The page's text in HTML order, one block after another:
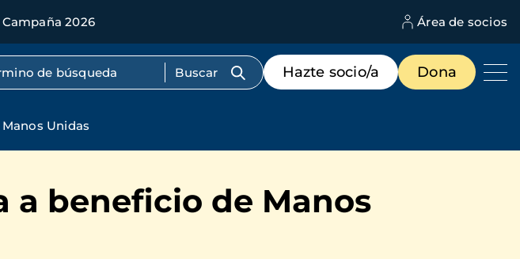
Campaña 2026 Área de socios
texto completo
Menú
de
destacados
Hazte socio/a Dona
Unidas
a beneficio de Manos